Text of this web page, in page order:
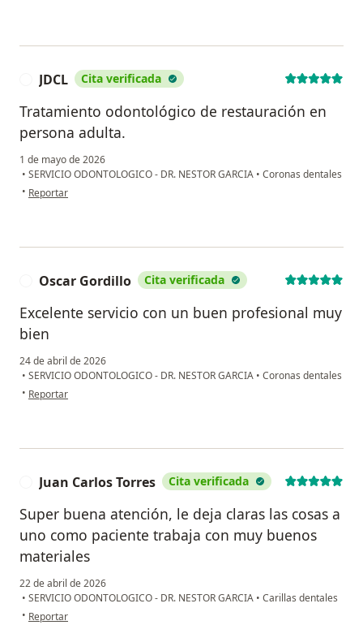
JDCL Cita verificada
Tratamiento odontológico de restauración en
persona adulta.
1 de mayo de 2026
• SERVICIO ODONTOLOGICO - DR. NESTOR GARCIA • Coronas dentales
• en opinión del usuario JDCL
Reportar
Oscar Gordillo Cita verificada
Excelente servicio con un buen profesional muy
bien
24 de abril de 2026
• SERVICIO ODONTOLOGICO - DR. NESTOR GARCIA • Coronas dentales
• en opinión del usuario Oscar Gordillo
Reportar
Juan Carlos Torres Cita verificada
Super buena atención, le deja claras las cosas a
uno como paciente trabaja con muy buenos
materiales
22 de abril de 2026
• SERVICIO ODONTOLOGICO - DR. NESTOR GARCIA • Carillas dentales
• en opinión del usuario Juan Carlos Torres
Reportar